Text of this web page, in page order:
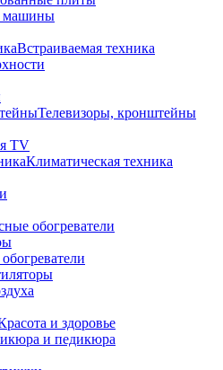
машины
Встраиваемая техника
Телевизоры, кронштейны
TV
Климатическая техника
обогреватели
и здоровье
и педикюра